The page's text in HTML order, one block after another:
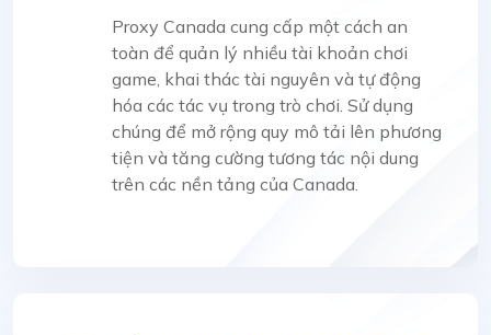
Proxy Canada cung cấp một cách an
toàn để quản lý nhiều tài khoản chơi
game, khai thác tài nguyên và tự động
hóa các tác vụ trong trò chơi. Sử dụng
chúng để mở rộng quy mô tải lên phương
tiện và tăng cường tương tác nội dung
trên các nền tảng của Canada.